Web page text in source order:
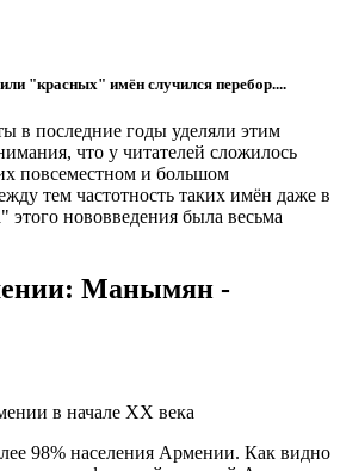
"красных" имён случился перебор....
в последние годы уделяли этим
что у читателей сложилось
повсеместном и большом
тем частотность таких имён даже в
этого нововведения была весьма
Манымян -
в начале XX века
98% населения Армении. Как видно